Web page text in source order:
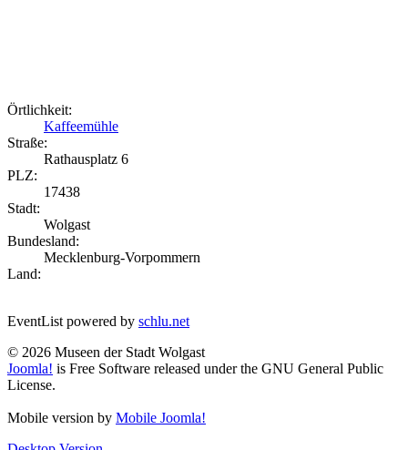
Örtlichkeit:
Kaffeemühle
Straße:
Rathausplatz 6
PLZ:
17438
Stadt:
Wolgast
Bundesland:
Mecklenburg-Vorpommern
Land:
EventList powered by schlu.net
© 2026 Museen der Stadt Wolgast
Joomla! is Free Software released under the GNU General Public
License.
Mobile version by Mobile Joomla!